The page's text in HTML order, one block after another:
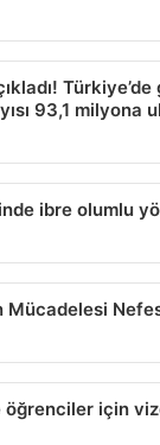
93,1 milyona
ibre olumlu
için